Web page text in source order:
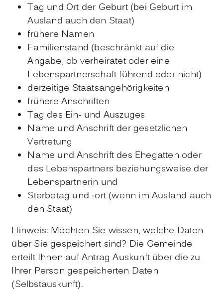
Tag und Ort der Geburt (bei Geburt im
Ausland auch den Staat)
frühere Namen
Familienstand (beschränkt auf die
Angabe, ob verheiratet oder eine
Lebenspartnerschaft führend oder nicht)
derzeitige Staatsangehörigkeiten
frühere Anschriften
Tag des Ein- und Auszuges
Name und Anschrift der gesetzlichen
Vertretung
Name und Anschrift des Ehegatten oder
des Lebenspartners beziehungsweise der
Lebenspartnerin und
Sterbetag und -ort (wenn im Ausland auch
den Staat)
Hinweis: Möchten Sie wissen, welche Daten
über Sie gespeichert sind? Die Gemeinde
erteilt Ihnen auf Antrag Auskunft über die zu
Ihrer Person gespeicherten Daten
(Selbstauskunft).